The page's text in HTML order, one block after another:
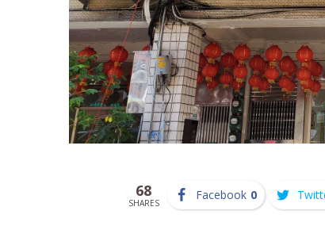
68
SHARES
Facebook 0